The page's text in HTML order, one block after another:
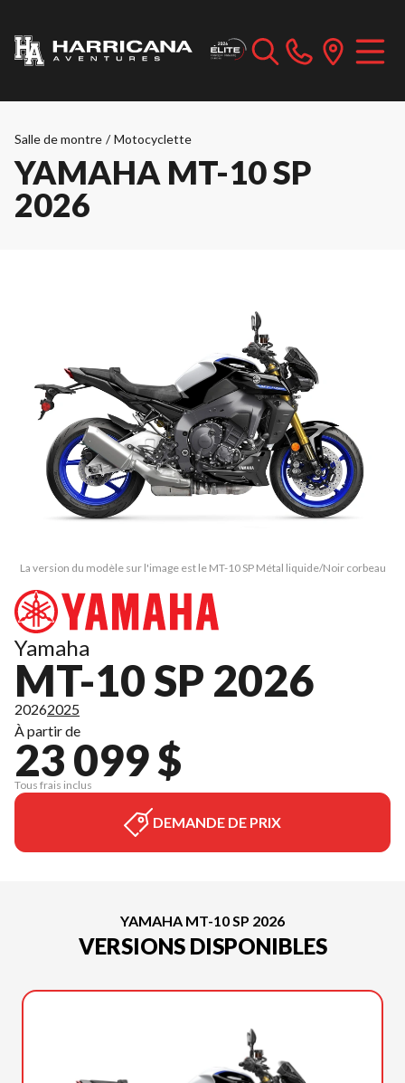
Salle de montre / Motocyclette
YAMAHA MT-10 SP
2026
La version du modèle sur l'image est le MT-10 SP Métal liquide/Noir corbeau
Yamaha
MT-10 SP 2026
20262025
À partir de
23 099 $
Tous frais inclus
DEMANDE DE PRIX
YAMAHA MT-10 SP 2026
VERSIONS DISPONIBLES